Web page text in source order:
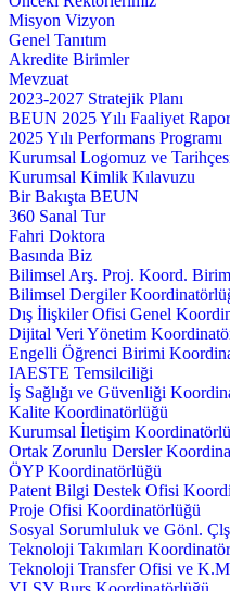
Misyon Vizyon
Genel Tanıtım
Akredite Birimler
Mevzuat
2023-2027 Stratejik Planı
BEUN 2025 Yılı Faaliyet
2025 Yılı Performans Programı
Kurumsal Logomuz ve
Kurumsal Kimlik Kılavuzu
Bir Bakışta BEUN
360 Sanal Tur
Fahri Doktora
Basında Biz
Bilimsel Arş. Proj. Koord.
Bilimsel Dergiler
Dış İlişkiler Ofisi Genel
Dijital Veri Yönetim
Engelli Öğrenci Birimi
IAESTE Temsilciliği
İş Sağlığı ve Güvenliği
Kalite Koordinatörlüğü
Kurumsal İletişim
Ortak Zorunlu Dersler
ÖYP Koordinatörlüğü
Patent Bilgi Destek Ofisi
Proje Ofisi Koordinatörlüğü
Sosyal Sorumluluk ve Gönl.
Teknoloji Takımları
Teknoloji Transfer Ofisi ve